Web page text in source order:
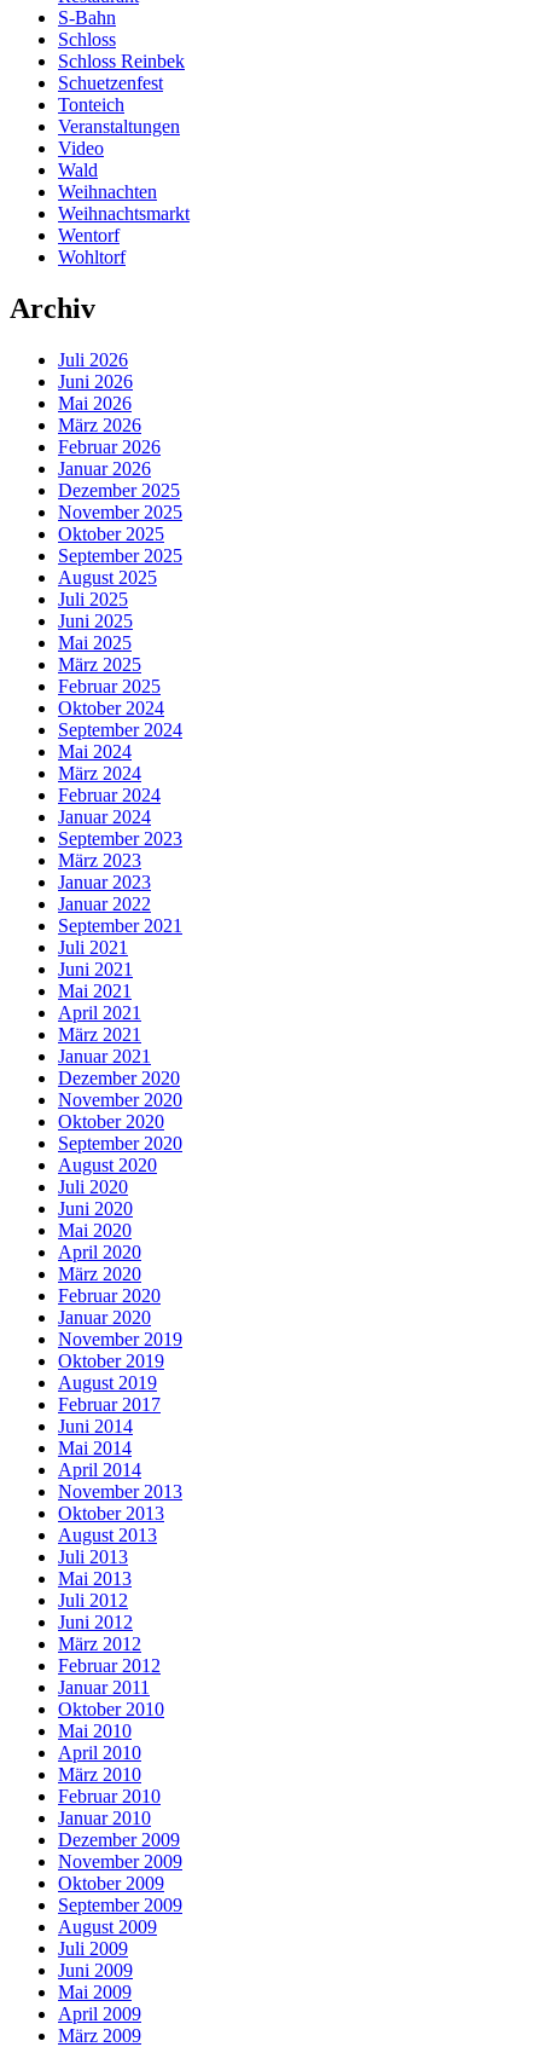
S-Bahn
Schloss
Schloss Reinbek
Schuetzenfest
Tonteich
Veranstaltungen
Video
Wald
Weihnachten
Weihnachtsmarkt
Wentorf
Wohltorf
Archiv
Juli 2026
Juni 2026
Mai 2026
März 2026
Februar 2026
Januar 2026
Dezember 2025
November 2025
Oktober 2025
September 2025
August 2025
Juli 2025
Juni 2025
Mai 2025
März 2025
Februar 2025
Oktober 2024
September 2024
Mai 2024
März 2024
Februar 2024
Januar 2024
September 2023
März 2023
Januar 2023
Januar 2022
September 2021
Juli 2021
Juni 2021
Mai 2021
April 2021
März 2021
Januar 2021
Dezember 2020
November 2020
Oktober 2020
September 2020
August 2020
Juli 2020
Juni 2020
Mai 2020
April 2020
März 2020
Februar 2020
Januar 2020
November 2019
Oktober 2019
August 2019
Februar 2017
Juni 2014
Mai 2014
April 2014
November 2013
Oktober 2013
August 2013
Juli 2013
Mai 2013
Juli 2012
Juni 2012
März 2012
Februar 2012
Januar 2011
Oktober 2010
Mai 2010
April 2010
März 2010
Februar 2010
Januar 2010
Dezember 2009
November 2009
Oktober 2009
September 2009
August 2009
Juli 2009
Juni 2009
Mai 2009
April 2009
März 2009